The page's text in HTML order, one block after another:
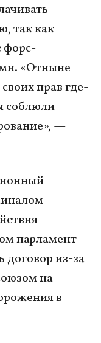
так как
форс-
«Отныне
прав где-
соблюли
—
парламент
договор из-за
на
в